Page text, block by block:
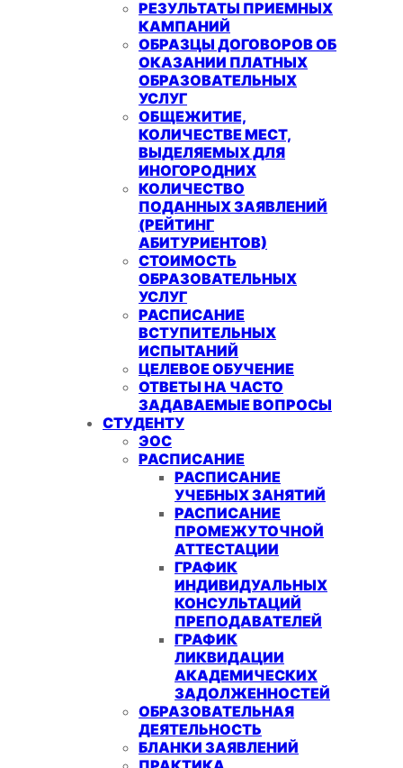
РЕЗУЛЬТАТЫ ПРИЕМНЫХ
КАМПАНИЙ
ОБРАЗЦЫ ДОГОВОРОВ ОБ
ОКАЗАНИИ ПЛАТНЫХ
ОБРАЗОВАТЕЛЬНЫХ
УСЛУГ
ОБЩЕЖИТИЕ,
КОЛИЧЕСТВЕ МЕСТ,
ВЫДЕЛЯЕМЫХ ДЛЯ
ИНОГОРОДНИХ
КОЛИЧЕСТВО
ПОДАННЫХ ЗАЯВЛЕНИЙ
(РЕЙТИНГ
АБИТУРИЕНТОВ)
СТОИМОСТЬ
ОБРАЗОВАТЕЛЬНЫХ
УСЛУГ
РАСПИСАНИЕ
ВСТУПИТЕЛЬНЫХ
ИСПЫТАНИЙ
ЦЕЛЕВОЕ ОБУЧЕНИЕ
ОТВЕТЫ НА ЧАСТО
ЗАДАВАЕМЫЕ ВОПРОСЫ
СТУДЕНТУ
ЭОС
РАСПИСАНИЕ
РАСПИСАНИЕ
УЧЕБНЫХ ЗАНЯТИЙ
РАСПИСАНИЕ
ПРОМЕЖУТОЧНОЙ
АТТЕСТАЦИИ
ГРАФИК
ИНДИВИДУАЛЬНЫХ
КОНСУЛЬТАЦИЙ
ПРЕПОДАВАТЕЛЕЙ
ГРАФИК
ЛИКВИДАЦИИ
АКАДЕМИЧЕСКИХ
ЗАДОЛЖЕННОСТЕЙ
ОБРАЗОВАТЕЛЬНАЯ
ДЕЯТЕЛЬНОСТЬ
БЛАНКИ ЗАЯВЛЕНИЙ